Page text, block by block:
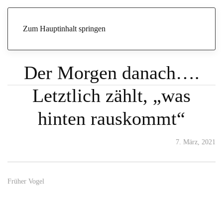
Zum Hauptinhalt springen
zählt, „was hinten rauskommt“
Der Morgen danach….
Letztlich zählt, „was
hinten rauskommt“
7. März, 2021
Früher Vogel